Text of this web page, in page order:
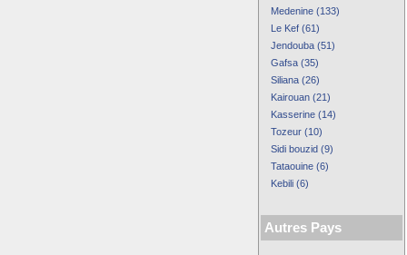
Medenine (133)
Le Kef (61)
Jendouba (51)
Gafsa (35)
Siliana (26)
Kairouan (21)
Kasserine (14)
Tozeur (10)
Sidi bouzid (9)
Tataouine (6)
Kebili (6)
Autres Pays